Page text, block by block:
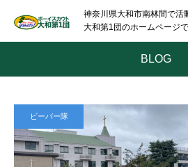
神奈川県大和市南林間で活
大和第1団のホームページ
BLOG
ビーバー隊